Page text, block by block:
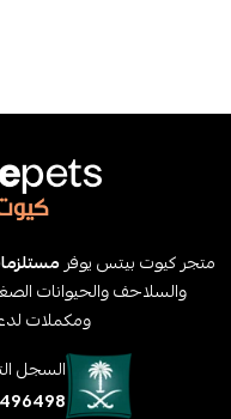
متجر كيوت بيتس يوفر
والسلاحف والحيوانات
ومكملات
السجل